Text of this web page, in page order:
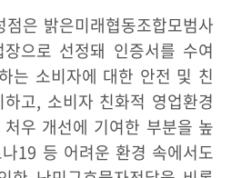
은 밝은미래협동조합모범사
으로 선정돼 인증서를 수여
는 소비자에 대한 안전 및 친
고, 소비자 친화적 영업환경
우 개선에 기여한 부분을 높
19 등 어려운 환경 속에서도